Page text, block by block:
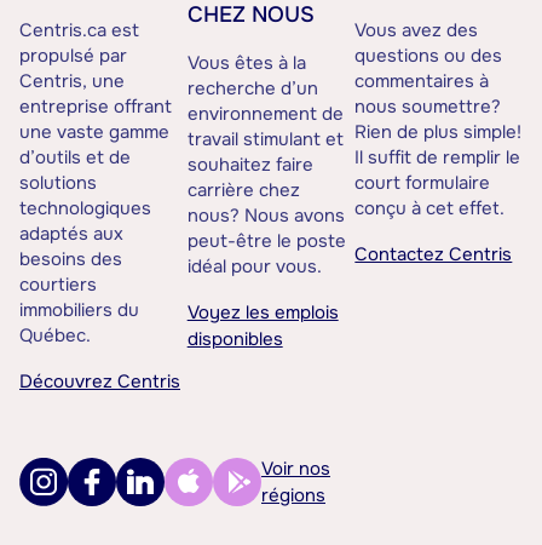
Centris.ca est
propulsé par
Centris, une
entreprise offrant
une vaste gamme
d’outils et de
solutions
technologiques
adaptés aux
besoins des
courtiers
immobiliers du
Québec.
Découvrez Centris
CHEZ NOUS
Vous êtes à la
recherche d’un
environnement de
travail stimulant et
souhaitez faire
carrière chez
nous? Nous avons
peut-être le poste
idéal pour vous.
Voyez les emplois
disponibles
Vous avez des
questions ou des
commentaires à
nous soumettre?
Rien de plus simple!
Il suffit de remplir le
court formulaire
conçu à cet effet.
Contactez Centris
Voir nos
régions